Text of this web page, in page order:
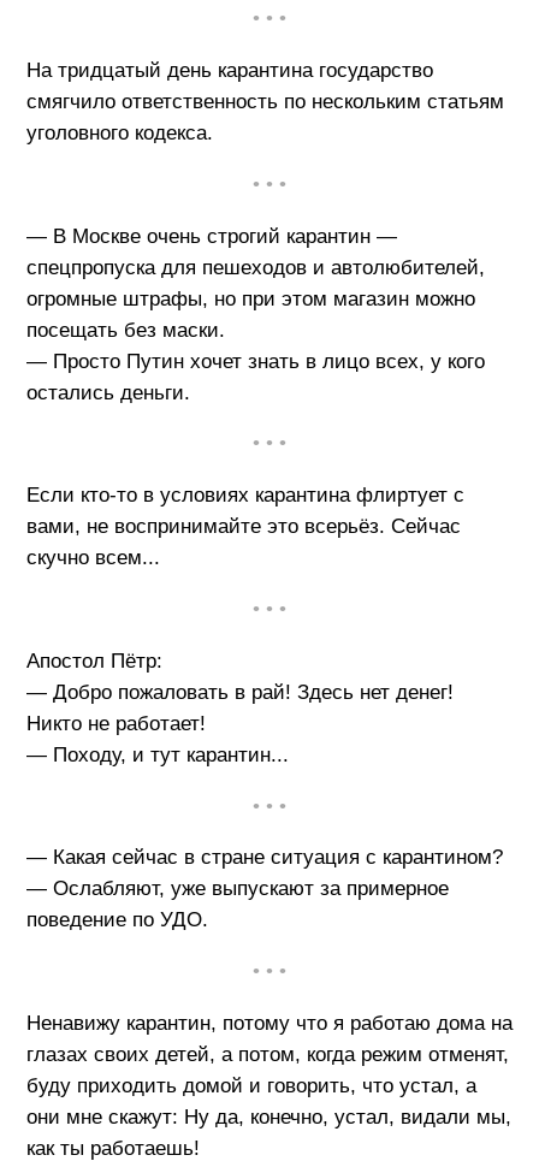
• • •
На тридцатый день карантина государство
смягчило ответственность по нескольким статьям
уголовного кодекса.
• • •
— В Москве очень строгий карантин —
спецпропуска для пешеходов и автолюбителей,
огромные штрафы, но при этом магазин можно
посещать без маски.
— Просто Путин хочет знать в лицо всех, у кого
остались деньги.
• • •
Если кто-то в условиях карантина флиртует с
вами, не воспринимайте это всерьёз. Сейчас
скучно всем...
• • •
Апостол Пётр:
— Добро пожаловать в рай! Здесь нет денег!
Никто не работает!
— Походу, и тут карантин...
• • •
— Какая сейчас в стране ситуация с карантином?
— Ослабляют, уже выпускают за примерное
поведение по УДО.
• • •
Ненавижу карантин, потому что я работаю дома на
глазах своих детей, а потом, когда режим отменят,
буду приходить домой и говорить, что устал, а
они мне скажут: Ну да, конечно, устал, видали мы,
как ты работаешь!